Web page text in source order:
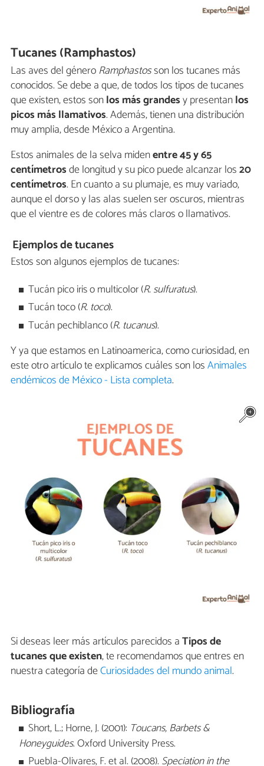
Tucanes (Ramphastos)
Las aves del géneroRamphastosson los tucanes más
conocidos. Se debe a que, de todos los tipos de tucanes
que existen, estos sonlos más grandesy presentanlos
picos más llamativos. Además, tienen una distribución
muy amplia, desde México a Argentina.
Estos animales de la selva midenentre 45 y 65
centímetrosde longitud y su pico puede alcanzar los20
centímetros. En cuanto a su plumaje, es muy variado,
aunque el dorso y las alas suelen ser oscuros, mientras
que el vientre es de colores más claros o llamativos.
Ejemplos de tucanes
Estos son algunos ejemplos de tucanes:
Tucán pico iris o multicolor (R. sulfuratus).
Tucán toco (R. toco).
Tucán pechiblanco (R. tucanus).
Y ya que estamos en Latinoamerica, como curiosidad, en
este otro artículo te explicamos cuáles son losAnimales
endémicos de México - Lista completa.
Si deseas leer más artículos parecidos aTipos de
tucanes que existen, te recomendamos que entres en
nuestra categoría deCuriosidades del mundo animal.
Bibliografía
Short, L.; Horne, J. (2001): Toucans, Barbets &
Honeyguides. Oxford University Press.
Puebla-Olivares, F. et al. (2008). Speciation in the